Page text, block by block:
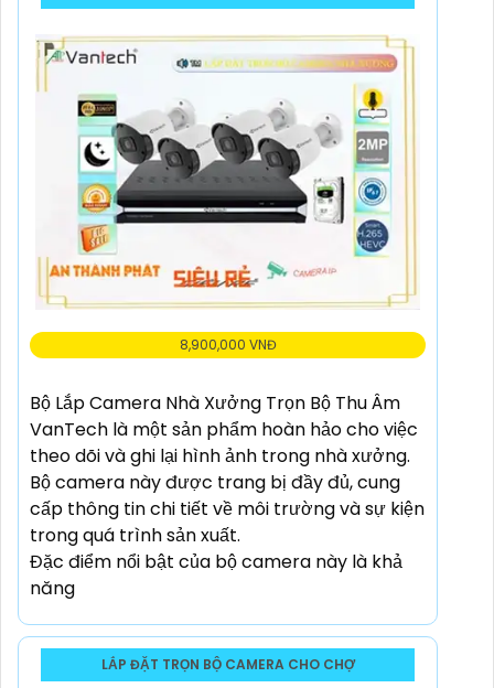
8,900,000 VNĐ
Bộ Lắp Camera Nhà Xưởng Trọn Bộ Thu Âm
VanTech là một sản phẩm hoàn hảo cho việc
theo dõi và ghi lại hình ảnh trong nhà xưởng.
Bộ camera này được trang bị đầy đủ, cung
cấp thông tin chi tiết về môi trường và sự kiện
trong quá trình sản xuất.
Đặc điểm nổi bật của bộ camera này là khả
năng
LẮP ĐẶT TRỌN BỘ CAMERA CHO CHỢ